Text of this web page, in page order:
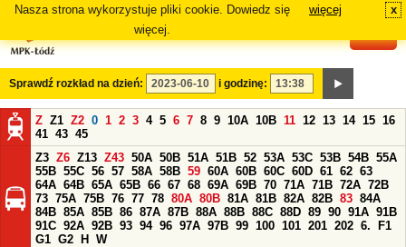
Nasza strona wykorzystuje pliki cookie. Dowiedz się
więcej.
więcej x
Sprawdź rozkład na dzień: i godzinę:
Z Z1 Z2 0 1 2 3 4 5 6 7 8 9 10A 10B 11 12 13 14 15 16
41 43 45
Z3 Z6 Z13 Z43 50A 50B 51A 51B 52 53A 53C 53B 54B 55A
55B 55C 56 57 58A 58B 59 60A 60B 60C 60D 61 62 63
64A 64B 65A 65B 66 67 68 69A 69B 70 71A 71B 72A 72B
73 75A 75B 76 77 78 80A 80B 81A 81B 82A 82B 83 84A
84B 85A 85B 86 87A 87B 88A 88B 88C 88D 89 90 91A 91B
91C 92A 92B 93 94 96 97A 97B 99 100 101 201 202 6.
F1
G1 G2 H
W